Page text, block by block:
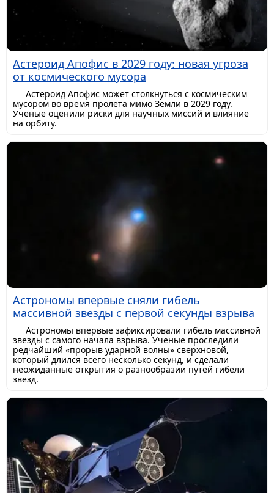
Астероид Апофис в 2029 году: новая угроза
от космического мусора
Астероид Апофис может столкнуться с космическим
мусором во время пролета мимо Земли в 2029 году.
Ученые оценили риски для научных миссий и влияние
на орбиту.
Астрономы впервые сняли гибель
массивной звезды с первой секунды взрыва
Астрономы впервые зафиксировали гибель массивной
звезды с самого начала взрыва. Ученые проследили
редчайший «прорыв ударной волны» сверхновой,
который длился всего несколько секунд, и сделали
неожиданные открытия о разнообразии путей гибели
звезд.